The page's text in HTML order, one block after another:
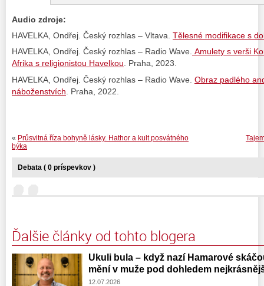
Audio zdroje:
HAVELKA, Ondřej. Český rozhlas – Vltava. Tělesné modifikace s
HAVELKA, Ondřej. Český rozhlas – Radio Wave. Amulety s verši
Afrika s religionistou Havelkou. Praha, 2023.
HAVELKA, Ondřej. Český rozhlas – Radio Wave. Obraz padlého
náboženstvích . Praha, 2022.
« Průsvitná říza bohyně lásky. Hathor a kult posvátného
býka
Debata ( 0 príspevkov )
Ďalšie články od tohto blogera
Ukuli bula – když nazí Hamarové
mění v muže pod dohledem
12.07.2026